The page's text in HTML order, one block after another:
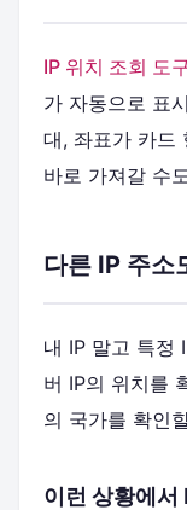
IP 위치 조회 도
가 자동으로 표
대, 좌표가 카드
바로 가져갈 수
다른 IP 주소
내 IP 말고 특정
버 IP의 위치를
의 국가를 확인
이런 상황에서